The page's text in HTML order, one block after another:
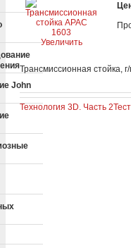
John
Увеличить
Трансмиссионная стойка,
Технология 3D. Часть 2